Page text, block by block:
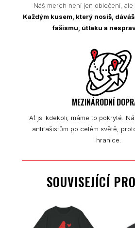
Náš merch není jen oblečení, ale
Každým kusem, který nosíš,
fašismu, útlaku a
MEZINÁRODNÍ
Ať jsi kdekoli, máme to pokryté.
antifašistům po celém světě,
hranice.
SOUVISEJÍCÍ